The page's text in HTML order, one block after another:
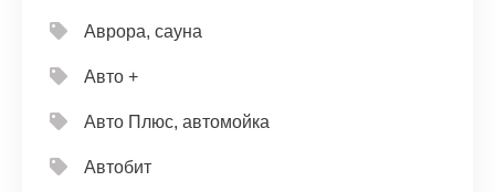
Аврора, сауна
Авто +
Авто Плюс, автомойка
Автобит